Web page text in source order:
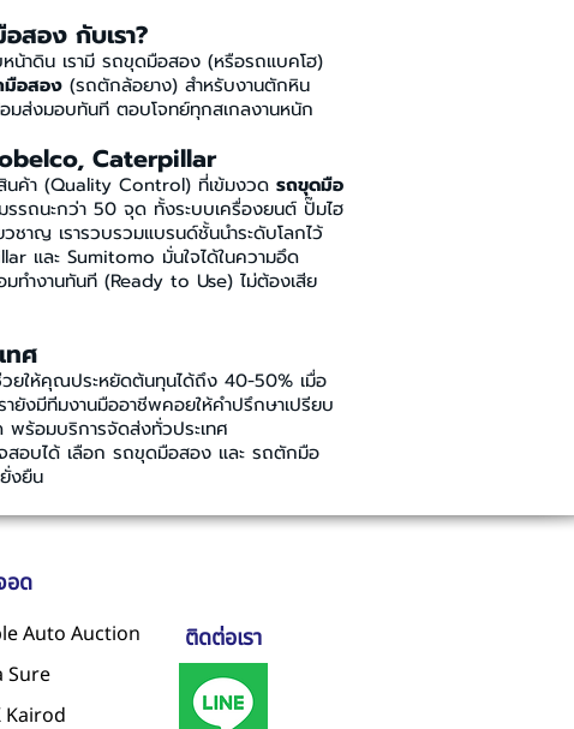
สอง กับเรา?
น้าดิน เรามี รถขุดมือสอง (หรือรถแบคโฮ)
อสอง (รถตักล้อยาง) สำหรับงานตักหิน
มส่งมอบทันที ตอบโจทย์ทุกสเกลงานหนัก
Caterpillar
สินค้า (Quality Control) ที่เข้มงวด รถขุดมือ
รถนะกว่า 50 จุด ทั้งระบบเครื่องยนต์ ปั๊มไฮ
าญ เรารวบรวมแบรนด์ชั้นนำระดับโลกไว้
และ Sumitomo มั่นใจได้ในความอึด
มทำงานทันที (Ready to Use) ไม่ต้องเสีย
ทศ
วยให้คุณประหยัดต้นทุนได้ถึง 40-50% เมื่อ
ยังมีทีมงานมืออาชีพคอยให้คำปรึกษาเปรียบ
พร้อมบริการจัดส่งทั่วประเทศ
อบได้ เลือก รถขุดมือสอง และ รถตักมือ
งยืน
อด
Auto Auction
Sure
Kairod
ติดต่อเรา